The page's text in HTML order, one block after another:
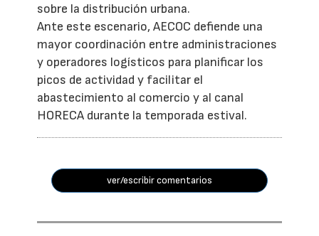
sobre la distribución urbana.
Ante este escenario, AECOC defiende una
mayor coordinación entre administraciones
y operadores logísticos para planificar los
picos de actividad y facilitar el
abastecimiento al comercio y al canal
HORECA durante la temporada estival.
ver/escribir comentarios